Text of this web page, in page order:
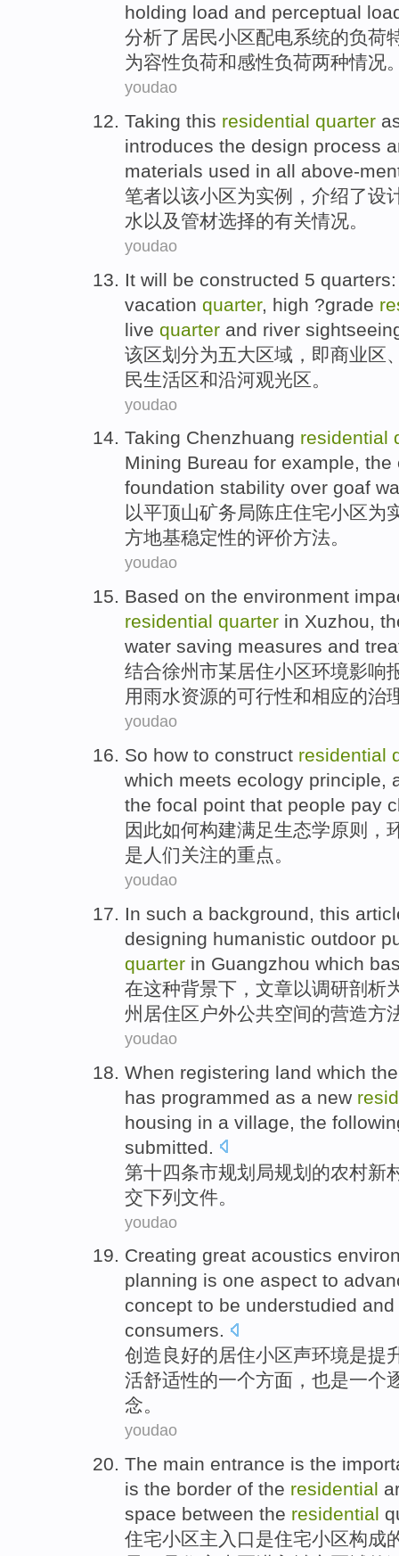
holding load and perceptual
分析了 居民小区配电系统的负荷
为容性负荷和感性负荷两种情况
youdao
Taking this residential quarter
introduces the design process
materials used in all above-
笔者以该小区为实例 ， 介绍了设
水以及 管材选择的有关情况。
youdao
It will be constructed 5
vacation quarter, high ?grade
live quarter and river
该区划分为五大区域，即商业区
民生活区和沿河观光区 。
youdao
Taking Chenzhuang residential
Mining Bureau for example, the
foundation stability over goaf
以平顶山矿务局陈庄住宅小区为
方地基稳定性的评价方法。
youdao
Based on the environment
residential quarter in Xuzhou,
water saving measures and
结合徐州市某居住小区环境影响
用雨水资源的可行性和相应的治
youdao
So how to construct residential
which meets ecology principle,
the focal point that people pay
因此如何构建满足生态学原则 ，
是 人们关注的重点。
youdao
In such a background, this
designing humanistic outdoor
quarter in Guangzhou which
在这种背景下 ， 文章以调研剖析
州 居住区 户外公共空间的营造方
youdao
When registering land which
has programmed as a new
housing in a village the
submitted
第十四条市规划局规划的农村新
交下列文件。
youdao
Creating great acoustics
planning is one aspect to
concept to be understudied and
consumers.
创造良好的居住小区声环境是提
活舒适性的一个方面 ， 也是一个
念。
youdao
The main entrance is the
is the border of the residential
space between the residential
住宅小区主 入口是住宅小区构成